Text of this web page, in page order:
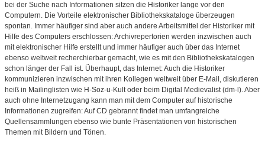
bei der Suche nach Informationen sitzen die Historiker lange vor den
Computern. Die Vorteile elektronischer Bibliothekskataloge überzeugen
spontan. Immer häufiger sind aber auch andere Arbeitsmittel der Historiker mit
Hilfe des Computers erschlossen: Archivrepertorien werden inzwischen auch
mit elektronischer Hilfe erstellt und immer häufiger auch über das Internet
ebenso weltweit recherchierbar gemacht, wie es mit den Bibliothekskatalogen
schon länger der Fall ist. Überhaupt, das Internet: Auch die Historiker
kommunizieren inzwischen mit ihren Kollegen weltweit über E-Mail, diskutieren
heiß in Mailinglisten wie H-Soz-u-Kult oder beim Digital Medievalist (dm-l). Aber
auch ohne Internetzugang kann man mit dem Computer auf historische
Informationen zugreifen: Auf CD gebrannt findet man umfangreiche
Quellensammlungen ebenso wie bunte Präsentationen von historischen
Themen mit Bildern und Tönen.